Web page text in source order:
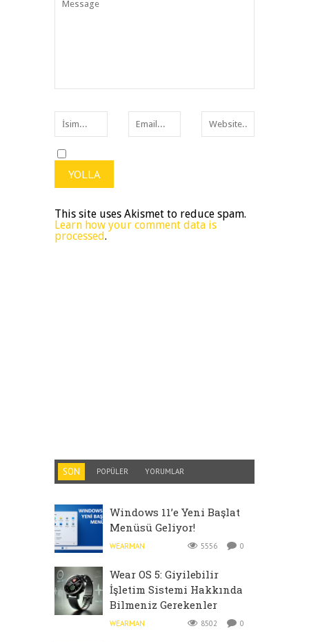
This site uses Akismet to reduce spam.
Learn how your comment data is
processed.
SON POPÜLER YORUMLAR
Windows 11’e Yeni Başlat
Menüsü Geliyor!
WEARMAN 5556 0
Wear OS 5: Giyilebilir
İşletim Sistemi Hakkında
Bilmeniz Gerekenler
WEARMAN 8502 0